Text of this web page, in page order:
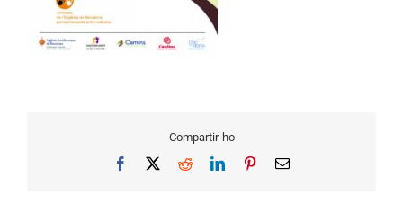
Compartir-ho
Facebook RedditLinkedInPinterestEmail